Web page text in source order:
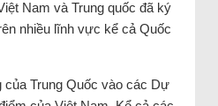
Nam và Trung quốc đã ký
nhiều lĩnh vực kể cả Quốc
Trung Quốc vào các Dự